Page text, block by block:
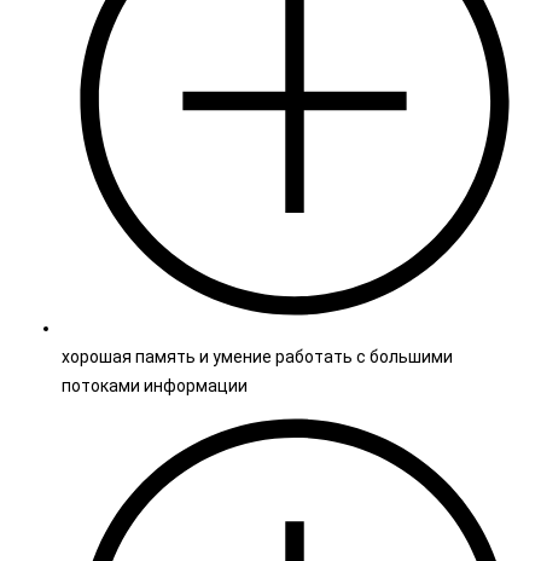
хорошая память и умение работать с большими
потоками информации